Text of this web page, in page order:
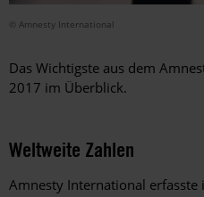
© Amnesty International
Das Wichtigste aus dem
2017 im Überblick.
Weltweite Zahlen
Amnesty International erfasste